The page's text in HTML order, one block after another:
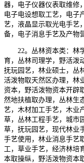
器，电子仪器仪表取维修
电子电设想取工艺，电子
艺，液晶显示取光电手艺
备，电子消息手艺及产物
22。丛林资本类：林学
育，丛林司理学，野活泼
抚玩园艺，林业硕士，丛
活泼物取天然区办理，林
资本，野活泼物资本开辟
然地扶植取办理，丛林生
艺，木材加工手艺，木业
草，丛林工程手艺，城市
草，抚玩园艺，现代林业
手艺使用，林业消息手艺
工，草业手艺，经济林培
本取操纵，野活泼物资本